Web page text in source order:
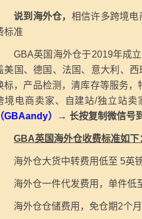
说到海外仓， 相信许多跨境
标准
GBA英国海外仓于2019年成
美国、德国、法国、意大利、
标，产品检测，清库存等服务
境电商卖家、自建站/独立站卖
（GBAandy）
→ 长按复制微信号
GBA英国海外仓收费标准如下
海外仓大货中转费用低至 5英
海外仓一件代发费用，单件低
海外仓仓储费用，免仓期2个月